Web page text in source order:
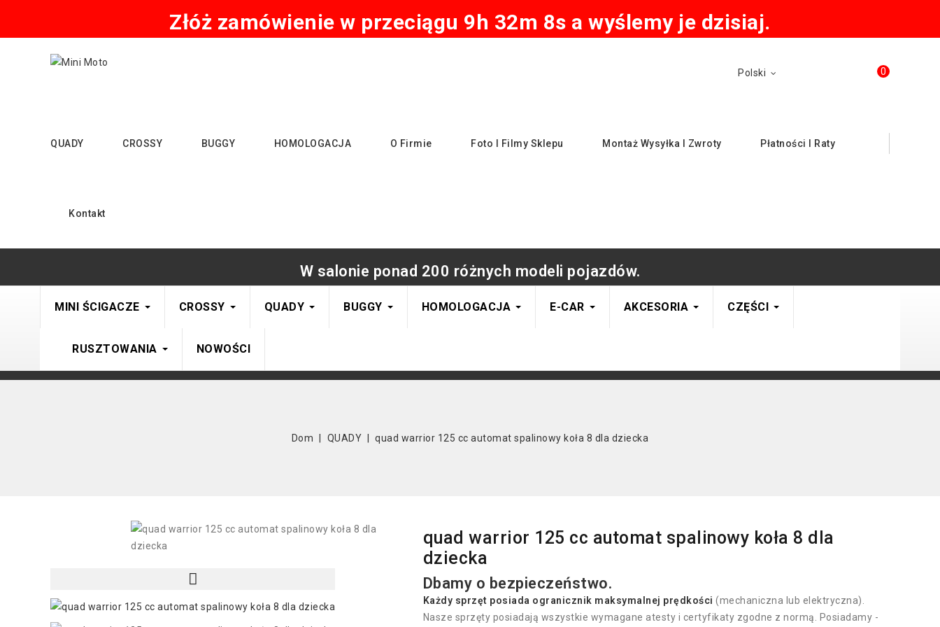
Złóż zamówienie w przeciągu 9h 32m 7s a wyślemy je dzisiaj.
0
Polski
QUADY CROSSY BUGGY HOMOLOGACJA O Firmie Foto I Filmy Sklepu Montaż Wysyłka I Zwroty Płatności I Raty
Kontakt
W salonie ponad 200 różnych modeli pojazdów.
MINI ŚCIGACZE CROSSY QUADY BUGGY HOMOLOGACJA E-CAR AKCESORIA CZĘŚCI
RUSZTOWANIA NOWOŚCI
Dom QUADY quad warrior 125 cc automat spalinowy koła 8 dla dziecka
quad warrior 125 cc automat spalinowy koła 8 dla
dziecka
Dbamy o bezpieczeństwo.
Każdy sprzęt posiada ogranicznik maksymalnej prędkości (mechaniczna lub elektryczna).
Nasze sprzęty posiadają wszystkie wymagane atesty i certyfikaty zgodne z normą. Posiadamy -